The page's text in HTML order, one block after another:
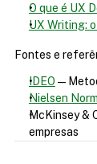
O que é UX
UX Writing:
Fontes e
IDEO —
Nielsen
McKinsey &
empresas